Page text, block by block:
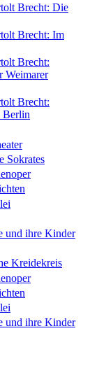
Brecht: Die
Brecht: Im
Brecht:
Weimarer
Brecht:
Berlin
Sokrates
und ihre Kinder
Kreidekreis
und ihre Kinder